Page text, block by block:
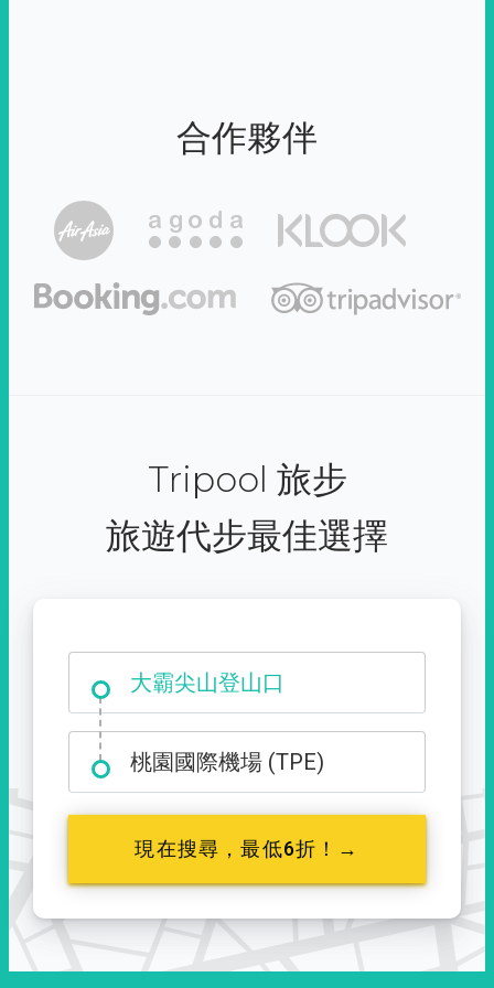
合作夥伴
Tripool 旅步
旅遊代步最佳選擇
台中市西屯區福星路 427 號
大霸尖山登山口
桃園國際機場 (TPE)
現在搜尋，最低6折！→